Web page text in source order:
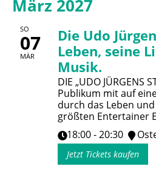
März 2027
SO
07
MÄR
Die Udo
Leben, seine
Musik.
DIE „UDO JÜRGENS
Publikum mit auf
durch das Leben
größten Entertainer
18:00 - 20:30
Jetzt Tickets kaufen